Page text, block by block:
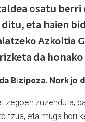
osatu
eta haien
Azkoitia
da honako
Bizipoza. Nork jo
zegoen zuzenduta,
eta muga hori